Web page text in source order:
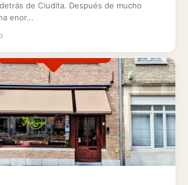
de Ciudita. Después de mucho
enor...